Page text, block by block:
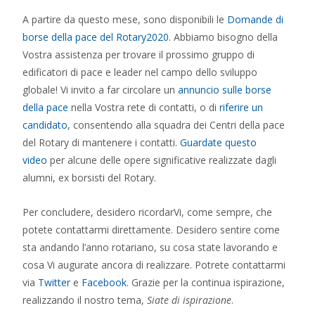
A partire da questo mese, sono disponibili le Domande di
borse della pace del Rotary2020. Abbiamo bisogno della
Vostra assistenza per trovare il prossimo gruppo di
edificatori di pace e leader nel campo dello sviluppo
globale! Vi invito a far circolare un annuncio sulle borse
della pace nella Vostra rete di contatti, o di riferire un
candidato, consentendo alla squadra dei Centri della pace
del Rotary di mantenere i contatti. Guardate questo
video per alcune delle opere significative realizzate dagli
alumni, ex borsisti del Rotary.
Per concludere, desidero ricordarVi, come sempre, che
potete contattarmi direttamente. Desidero sentire come
sta andando l’anno rotariano, su cosa state lavorando e
cosa Vi augurate ancora di realizzare. Potrete contattarmi
via Twittere Facebook. Grazie per la continua ispirazione,
realizzando il nostro tema, Siate di ispirazione.